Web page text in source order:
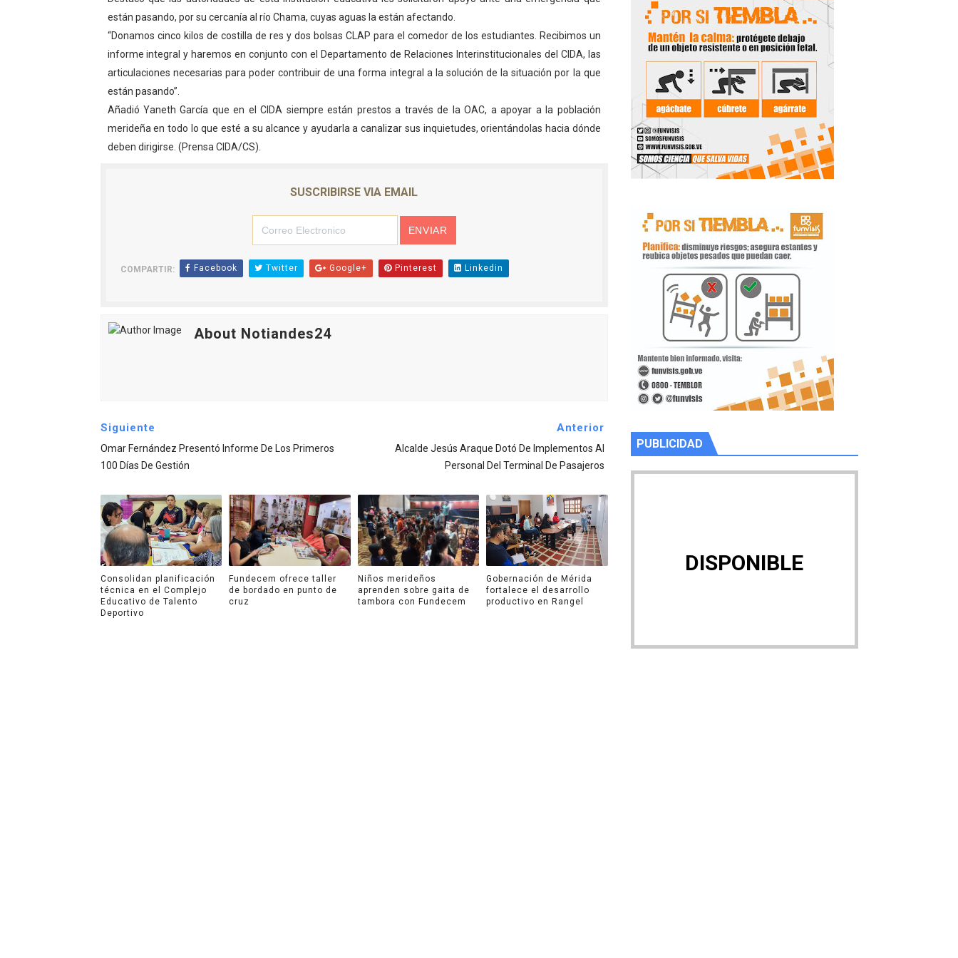
Recreación y formación fortalecen la integración comunitaria en Campo Elías
Consolidan planificación técnica en el Complejo Educativo de Talento Deportivo
Mérida fortalece su reserva deportiva de cara a competencias nacionales
Gobernación de Mérida instalará mesa de trabajo con educadores jubilados
Niños merideños potencian su talento en plan vacacional integral
están pasando, por su cercanía al río Chama, cuyas aguas la están afectando.
“Donamos cinco kilos de costilla de res y dos bolsas CLAP para el comedor de los estudiantes. Recibimos un
informe integral y haremos en conjunto con el Departamento de Relaciones Interinstitucionales del CIDA, las
articulaciones necesarias para poder contribuir de una forma integral a la solución de la situación por la que
están pasando”.
Añadió Yaneth García que en el CIDA siempre están prestos a través de la OAC, a apoyar a la población
merideña en todo lo que esté a su alcance y ayudarla a canalizar sus inquietudes, orientándolas hacia dónde
deben dirigirse. (Prensa CIDA/CS).
SUSCRIBIRSE VIA EMAIL
COMPARTIR: Facebook Twitter Google+ Pinterest Linkedin
About Notiandes24
Siguiente
Omar Fernández Presentó Informe De Los Primeros
100 Días De Gestión
Anterior
Alcalde Jesús Araque Dotó De Implementos Al
Personal Del Terminal De Pasajeros
Consolidan planificación
técnica en el Complejo
Educativo de Talento
Deportivo
Fundecem ofrece taller
de bordado en punto de
cruz
Niños merideños
aprenden sobre gaita de
tambora con Fundecem
Gobernación de Mérida
fortalece el desarrollo
productivo en Rangel
PUBLICIDAD
DISPONIBLE